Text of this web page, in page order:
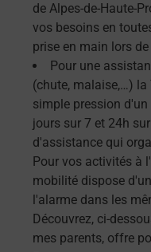
de Alpes-de-Haute-
vos besoins en
prise en main lors
Pour une
(chute, malaise,…) la
simple pression
jours sur 7 et 24h
d'assistance qui
Pour vos activités à
mobilité dispose
l'alarme dans les
Découvrez, ci-
mes parents, offre